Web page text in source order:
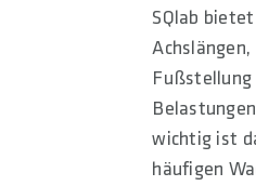
SQlab
Fußstellung
wichtig ist
häufigen